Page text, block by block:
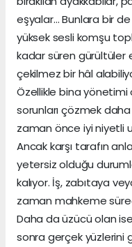
eşyalar… Bunlara bir
yüksek sesli komşu
kadar süren gürültüler
çekilmez bir hâl
Özellikle bina
sorunları çözmek
zaman önce iyi niyetli
Ancak karşı tarafın
yetersiz olduğu
kalıyor. İş, zabıtaya
zaman mahkeme
Daha da üzücü olan
sonra gerçek yüzlerini